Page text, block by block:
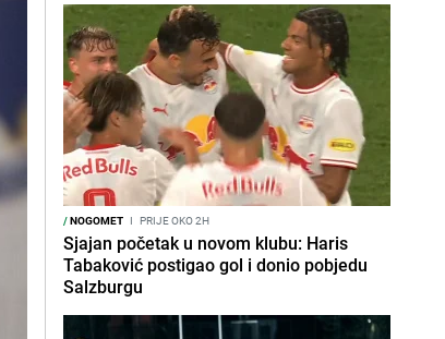
/NOGOMET I PRIJE OKO 2H
Sjajan početak u novom klubu: Haris
Tabaković postigao gol i donio pobjedu
Salzburgu